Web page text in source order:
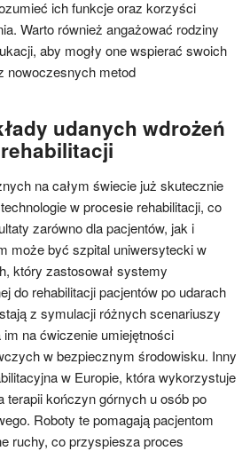
ich funkcje oraz korzyści
Warto również angażować rodziny
aby mogły one wspierać swoich
nowoczesnych metod
udanych wdrożeń
na całym świecie już skutecznie
w procesie rehabilitacji, co
zarówno dla pacjentów, jak i
może być szpital uniwersytecki w
który zastosował systemy
do rehabilitacji pacjentów po udarach
z symulacji różnych scenariuszy
na ćwiczenie umiejętności
w bezpiecznym środowisku. Inny
w Europie, która wykorzystuje
terapii kończyn górnych u osób po
Roboty te pomagają pacjentom
ruchy, co przyspiesza proces